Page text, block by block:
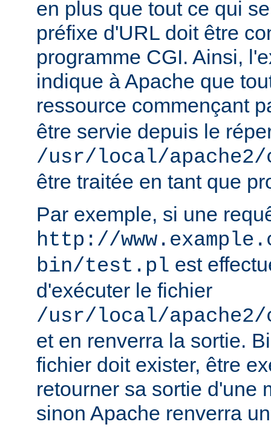
en plus que tout ce qui
préfixe d'URL doit être
programme CGI. Ainsi,
indique à Apache que
ressource commençant
être servie depuis le
/usr/local/
être traitée en tant que
Par exemple, si une
http://
bin/test.pl est
d'exécuter le fichier
/usr/local/
et en renverra la sortie.
fichier doit exister, être
retourner sa sortie d'une
sinon Apache renverra